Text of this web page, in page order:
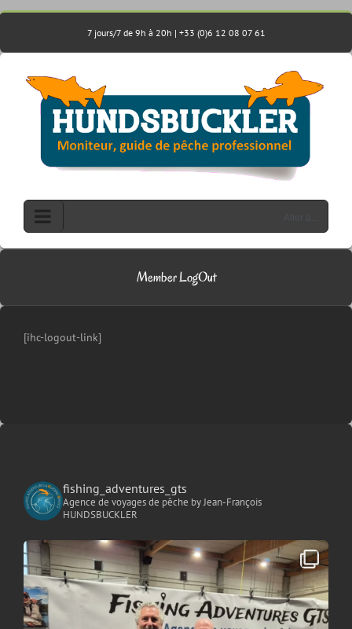
Passer
contenu
7 jours/7 de 9h à 20h | +33 (0)6 12 08 07 61
Aller à...
Member LogOut
[ihc-logout-link]
fishing_adventures_gts
Agence de voyages de pêche by Jean-François
HUNDSBUCKLER